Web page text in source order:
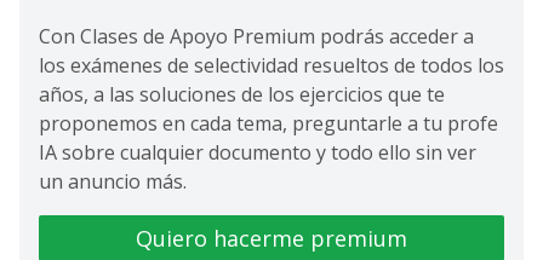
Con Clases de Apoyo Premium podrás acceder a
los exámenes de selectividad resueltos de todos los
años, a las soluciones de los ejercicios que te
proponemos en cada tema, preguntarle a tu profe
IA sobre cualquier documento y todo ello sin ver
un anuncio más.
Quiero hacerme premium